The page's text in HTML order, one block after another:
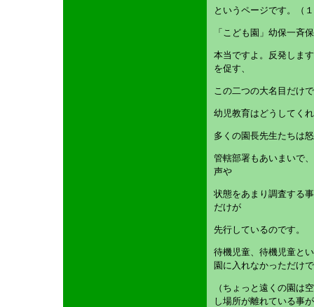
というページです。（
「こども園」幼保一
本当ですよ。反発しま
を促す、
この二つの大名目だけ
幼児教育はどうしてく
多くの園長先生たちは
管轄部署もあいまいで
声や
状態をあまり調査する
だけが
先行しているのです。
待機児童、待機児童と
園に入れなかっただけ
（ちょっと遠くの園は
し場所が離れている事